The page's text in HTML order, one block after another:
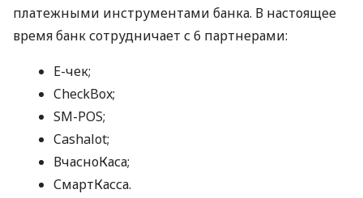
платежными инструментами банка. В настоящее
время банк сотрудничает с 6 партнерами:
E-чек;
CheckBox;
SM-POS;
Cashalot;
ВчасноКаса;
СмартКасса.